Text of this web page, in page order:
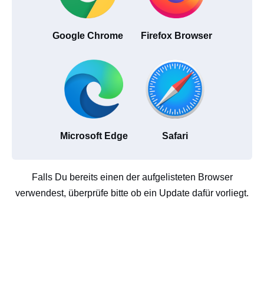
Google Chrome Firefox Browser
Microsoft Edge Safari
Falls Du bereits einen der aufgelisteten Browser
verwendest, überprüfe bitte ob ein Update dafür vorliegt.